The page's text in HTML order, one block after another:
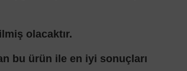
olacaktır.
bu ürün ile en iyi sonuçları